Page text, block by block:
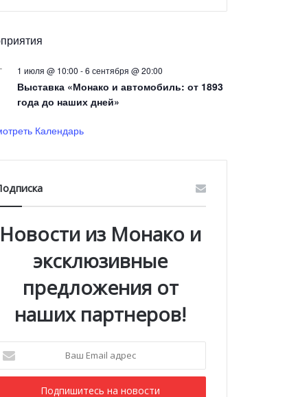
1 июля @ 10:00 -6 сентября @ 20:00
Выставка «Монако и автомобиль: от 1893
года до наших дней»
Календарь
Новости из Монако и
эксклюзивные
предложения от
наших партнеров!
Email